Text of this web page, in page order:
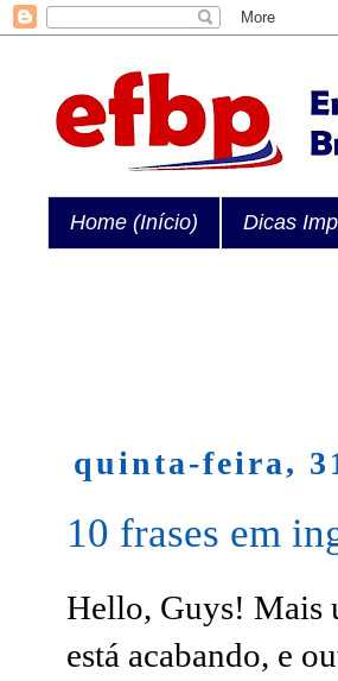
Home (Início) Dicas
quinta-feira,
10 frases em
Hello, Guys! Mais
está acabando, e